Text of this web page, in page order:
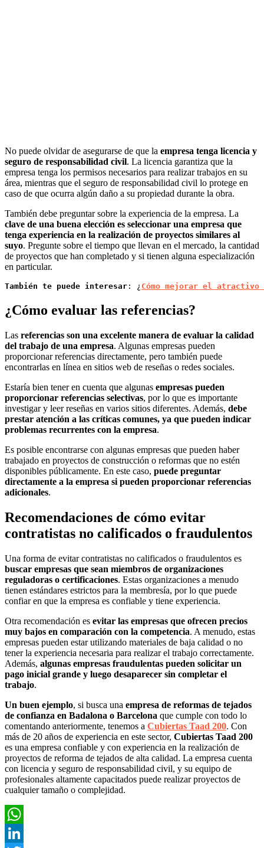
No puede olvidar de asegurarse de que la empresa tenga licencia y
seguro de responsabilidad civil. La licencia garantiza que la
empresa tenga los permisos necesarios para realizar trabajos en su
área, mientras que el seguro de responsabilidad civil lo protege en
caso de que ocurra algún daño a su propiedad durante la obra.
También debe preguntar sobre la experiencia de la empresa. La
clave de una buena elección es seleccionar una empresa que
tenga experiencia en la realización de proyectos similares al
suyo. Pregunte sobre el tiempo que llevan en el mercado, la cantidad
de proyectos que han completado y si tienen alguna especialización
en particular.
También te puede interesar : ¿ Cómo mejorar el
¿Cómo evaluar las referencias?
Las referencias son una excelente manera de evaluar la calidad
del trabajo de una empresa. Algunas empresas pueden
proporcionar referencias directamente, pero también puede
encontrarlas en línea en sitios web de reseñas o redes sociales.
Estaría bien tener en cuenta que algunas empresas pueden
proporcionar referencias selectivas, por lo que es importante
investigar y leer reseñas en varios sitios diferentes. Además, debe
prestar atención a las críticas comunes, ya que pueden indicar
problemas recurrentes con la empresa.
Es posible encontrarse con algunas empresas que pueden haber
trabajado en proyectos de construcción o reformas que no estén
disponibles públicamente. En este caso, puede preguntar
directamente a la empresa si pueden proporcionar referencias
adicionales.
Recomendaciones de cómo evitar
contratistas no calificados o fraudulentos
Una forma de evitar contratistas no calificados o fraudulentos es
buscar empresas que sean miembros de organizaciones
reguladoras o certificaciones. Estas organizaciones a menudo
tienen estándares estrictos para la membresía, por lo que puede
confiar en que la empresa es confiable y tiene experiencia.
Otra recomendación es evitar las empresas que ofrecen precios
muy bajos en comparación con la competencia. A menudo, estas
empresas pueden estar utilizando materiales de baja calidad o no
tener la experiencia necesaria para realizar el trabajo correctamente.
Además, algunas empresas fraudulentas pueden solicitar un
pago inicial grande y luego desaparecer sin completar el
trabajo.
Un buen ejemplo, si busca una empresa de reformas de tejados
de confianza en Badalona o Barcelona que cumple con todo lo
comentando anteriormente, tenemos a Cubiertas Taad 200. Con
más de 20 años de experiencia en este sector, Cubiertas Taad 200
es una empresa confiable y con experiencia en la realización de
proyectos de reforma de tejados de alta calidad. La empresa cuenta
con licencia y seguro de responsabilidad civil, y su equipo de
profesionales altamente capacitados puede realizar proyectos de
cualquier tamaño o complejidad.
WhatsApp